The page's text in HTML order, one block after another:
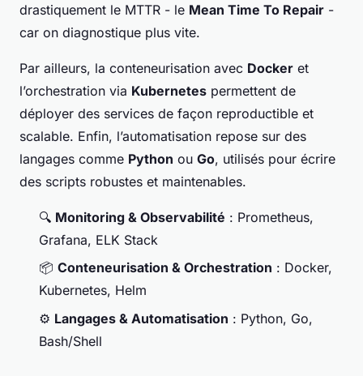
drastiquement le MTTR - le Mean Time To Repair -
car on diagnostique plus vite.
Par ailleurs, la conteneurisation avec Docker et
l’orchestration via Kubernetes permettent de
déployer des services de façon reproductible et
scalable. Enfin, l’automatisation repose sur des
langages comme Python ou Go, utilisés pour écrire
des scripts robustes et maintenables.
🔍 Monitoring & Observabilité : Prometheus,
Grafana, ELK Stack
📦 Conteneurisation & Orchestration : Docker,
Kubernetes, Helm
⚙️ Langages & Automatisation : Python, Go,
Bash/Shell